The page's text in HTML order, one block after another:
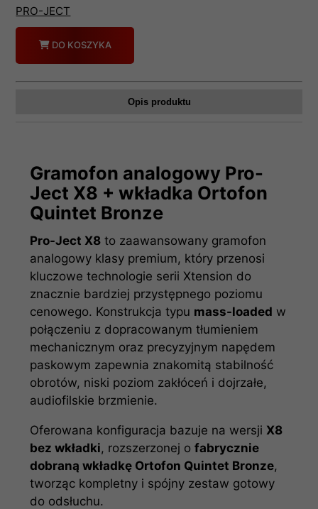
PRO-JECT
Ilość DO KOSZYKA
Opis produktu
Gramofon analogowy Pro-
Ject X8 + wkładka Ortofon
Quintet Bronze
Pro-Ject X8 to zaawansowany gramofon
analogowy klasy premium, który przenosi
kluczowe technologie serii Xtension do
znacznie bardziej przystępnego poziomu
cenowego. Konstrukcja typu mass-loaded w
połączeniu z dopracowanym tłumieniem
mechanicznym oraz precyzyjnym napędem
paskowym zapewnia znakomitą stabilność
obrotów, niski poziom zakłóceń i dojrzałe,
audiofilskie brzmienie.
Oferowana konfiguracja bazuje na wersji X8
bez wkładki, rozszerzonej ofabrycznie
dobraną wkładkę Ortofon Quintet Bronze,
tworząc kompletny i spójny zestaw gotowy
do odsłuchu.